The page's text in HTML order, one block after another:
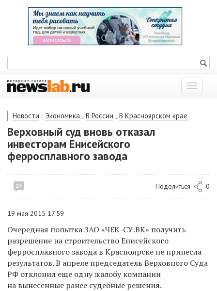
Показать
меню
Новости / Экономика , В России , В Красноярском крае
Верховный суд вновь отказал
инвесторам Енисейского
ферросплавного завода
27 Поделиться 0
19 мая 2015 17:59
Очередная попытка ЗАО «ЧЕК-СУ.ВК» получить
разрешение на строительство Енисейского
ферросплавного завода в Красноярске не принесла
результатов. В апреле председатель Верховного Суда
РФ отклонил еще одну жалобу компании
на вынесенные ранее судебные решения.